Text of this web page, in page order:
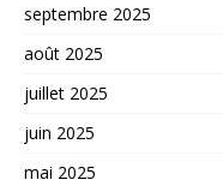
septembre 2025
août 2025
juillet 2025
juin 2025
mai 2025